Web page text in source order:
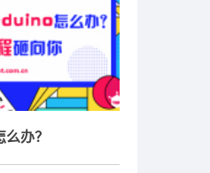
办？